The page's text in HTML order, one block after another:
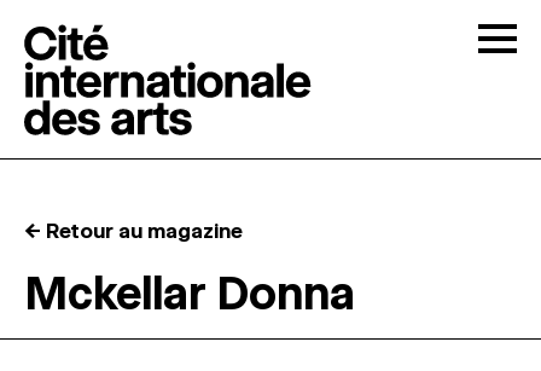
RÉSIDENCES ↓
← Retour au magazine
Mckellar Donna